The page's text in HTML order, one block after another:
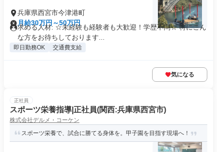
兵庫県西宮市今津港町
月給30万円～50万円
求める人材: ☆未経験も経験者も大歓迎！学歴不問☆ 特にこん
な方をお待ちしております...
即日勤務OK 交通費支給
気になる
正社員
スポーツ栄養指導|正社員(関西:兵庫県西宮市)
株式会社デルメ・コーケン
スポーツ栄養で、試合に勝てる身体を。甲子園を目指す現場へ！